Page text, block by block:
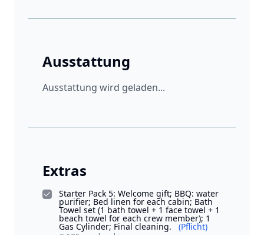
Ausstattung
Ausstattung wird geladen...
Extras
Starter Pack 5: Welcome gift; BBQ: water
purifier; Bed linen for each cabin; Bath
Towel set (1 bath towel + 1 face towel + 1
beach towel for each crew member); 1
Gas Cylinder; Final cleaning.
(Pflicht)